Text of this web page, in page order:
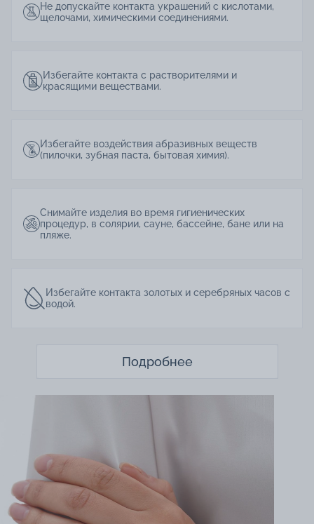
Не допускайте контакта украшений с кислотами,
щелочами, химическими соединениями.
Избегайте контакта с растворителями и
красящими веществами.
Избегайте воздействия абразивных веществ
(пилочки, зубная паста, бытовая химия).
Снимайте изделия во время гигиенических
процедур, в солярии, сауне, бассейне, бане или на
пляже.
Избегайте контакта золотых и серебряных часов с
водой.
Подробнее